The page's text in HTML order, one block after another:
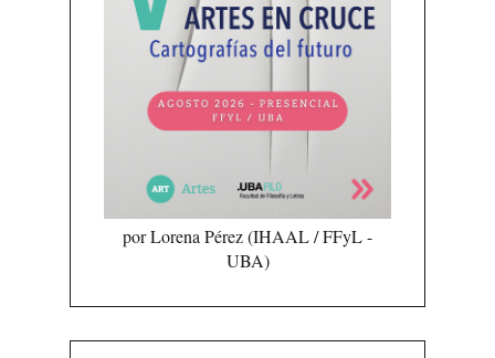
por Lorena Pérez (IHAAL / FFyL -
UBA)